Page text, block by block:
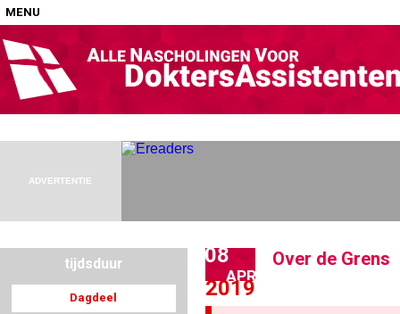
MENU
Home
Nascholingen op locatie (agenda)
Nascholingen online (elearning)
ADVERTENTIE
tijdsduur
Dagdeel
08
APR
2019
Over de Grens